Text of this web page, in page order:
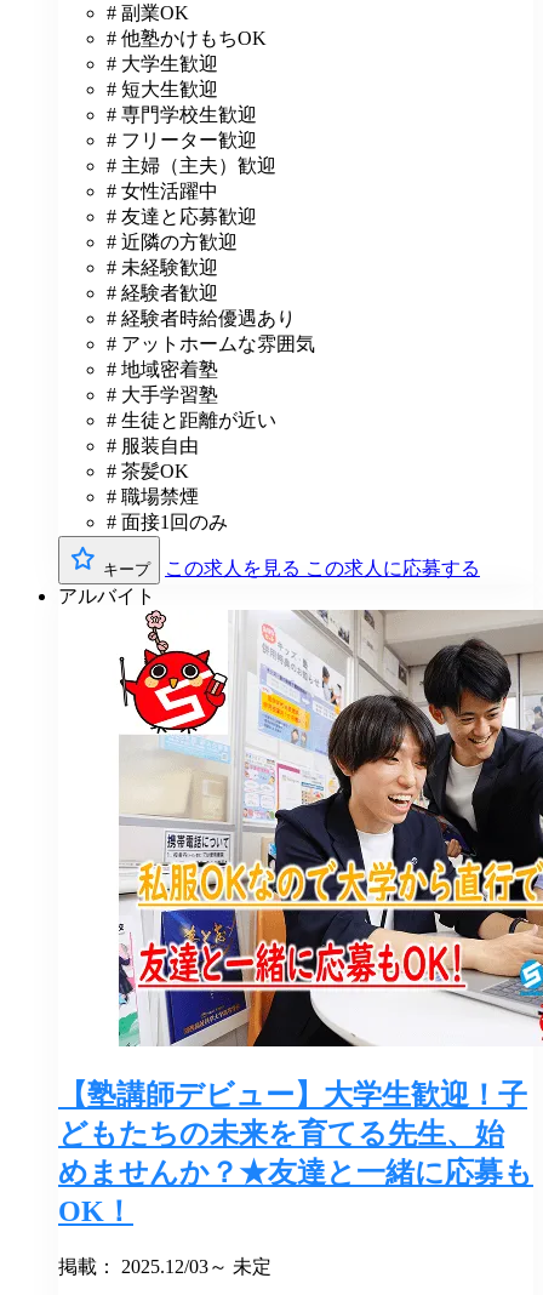
# 副業OK
# 他塾かけもちOK
# 大学生歓迎
# 短大生歓迎
# 専門学校生歓迎
# フリーター歓迎
# 主婦（主夫）歓迎
# 女性活躍中
# 友達と応募歓迎
# 近隣の方歓迎
# 未経験歓迎
# 経験者歓迎
# 経験者時給優遇あり
# アットホームな雰囲気
# 地域密着塾
# 大手学習塾
# 生徒と距離が近い
# 服装自由
# 茶髪OK
# 職場禁煙
# 面接1回のみ
キープ この求人を見る この求人に応募する
アルバイト
【塾講師デビュー】大学生歓迎！子
どもたちの未来を育てる先生、始
めませんか？★友達と一緒に応募も
OK！
掲載： 2025.12/03～ 未定